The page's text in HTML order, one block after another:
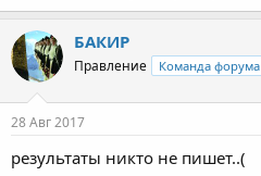
БАКИР
Правление Команда форума
28 Авг 2017
результаты никто не пишет..(